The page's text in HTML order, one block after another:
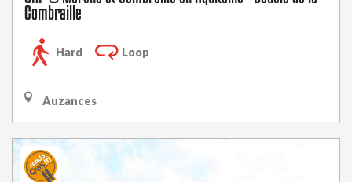
Combraille
Hard Loop
Auzances